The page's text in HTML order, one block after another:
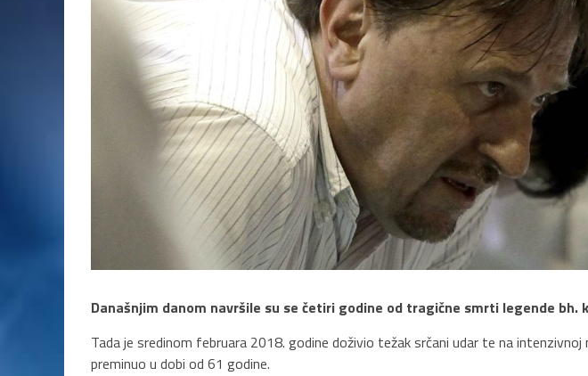
Današnjim danom navršile su se četiri godine od tragične smrti legende bh.
Tada je sredinom februara 2018. godine doživio težak srčani udar te na intenzivnoj
preminuo u dobi od 61 godine.